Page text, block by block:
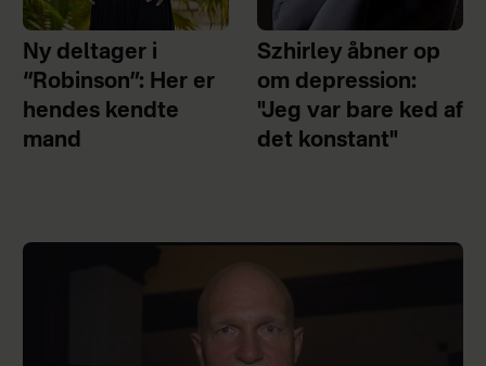
Ny deltager i
“Robinson”: Her er
hendes kendte
mand
Szhirley åbner op
om depression:
"Jeg var bare ked af
det konstant"